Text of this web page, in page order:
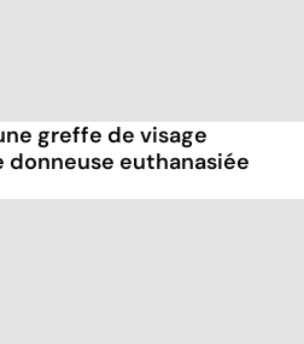
greffe de visage
donneuse euthanasiée